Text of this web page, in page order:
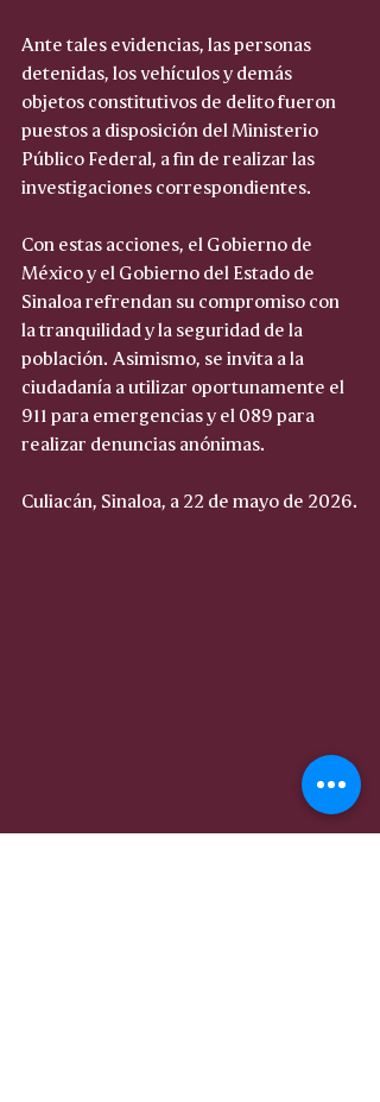
Ante tales evidencias, las personas
detenidas, los vehículos y demás
objetos constitutivos de delito fueron
puestos a disposición del Ministerio
Público Federal, a fin de realizar las
investigaciones correspondientes.
Con estas acciones, el Gobierno de
México y el Gobierno del Estado de
Sinaloa refrendan su compromiso con
la tranquilidad y la seguridad de la
población. Asimismo, se invita a la
ciudadanía a utilizar oportunamente el
911 para emergencias y el 089 para
realizar denuncias anónimas.
Culiacán, Sinaloa, a 22 de mayo de 2026.